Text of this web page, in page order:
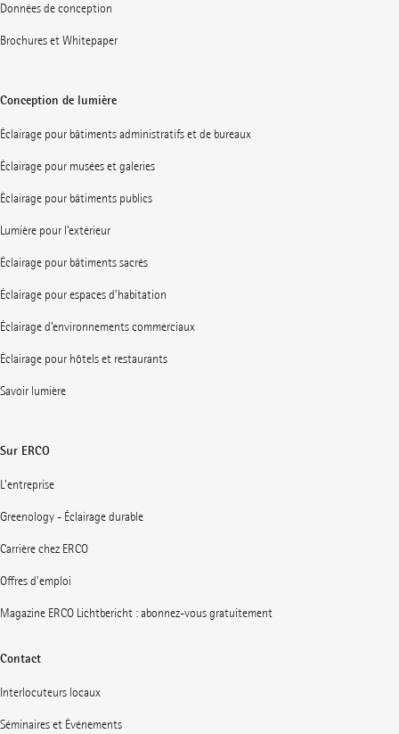
Données de conception
Brochures et Whitepaper
Conception de lumière
Éclairage pour bâtiments administratifs et de bureaux
Éclairage pour musées et galeries
Éclairage pour bâtiments publics
Lumière pour l’extérieur
Éclairage pour bâtiments sacrés
Éclairage pour espaces d’habitation
Éclairage d’environnements commerciaux
Éclairage pour hôtels et restaurants
Savoir lumière
Sur ERCO
L'entreprise
Greenology - Éclairage durable
Carrière chez ERCO
Offres d'emploi
Magazine ERCO Lichtbericht : abonnez-vous gratuitement
Contact
Interlocuteurs locaux
Séminaires et Événements